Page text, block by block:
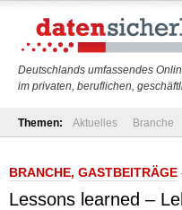
Deutschlands umfassendes
im privaten, beruflichen,
Themen: Aktuelles Branche
BRANCHE, GASTBEITRÄGE
Lessons learned –